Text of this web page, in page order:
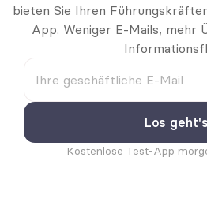
bieten Sie Ihren
App. Weniger E-Mails, mehr
Kostenlose Test-App